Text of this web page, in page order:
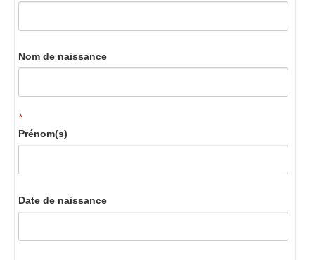
Nom de naissance
*
Prénom(s)
Date de naissance